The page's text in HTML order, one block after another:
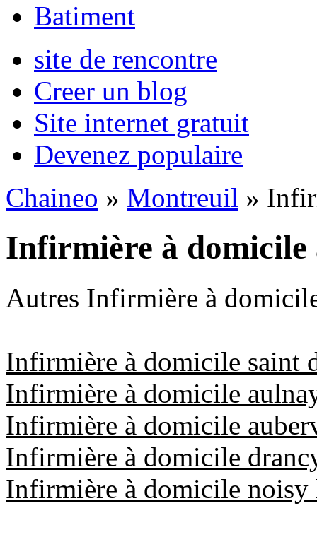
Batiment
site de rencontre
Creer un blog
Site internet gratuit
Devenez populaire
Chaineo » Montreuil »
Infirmière à
Autres Infirmière à
Infirmière à domicile saint
Infirmière à domicile
Infirmière à domicile
Infirmière à domicile
Infirmière à domicile noisy